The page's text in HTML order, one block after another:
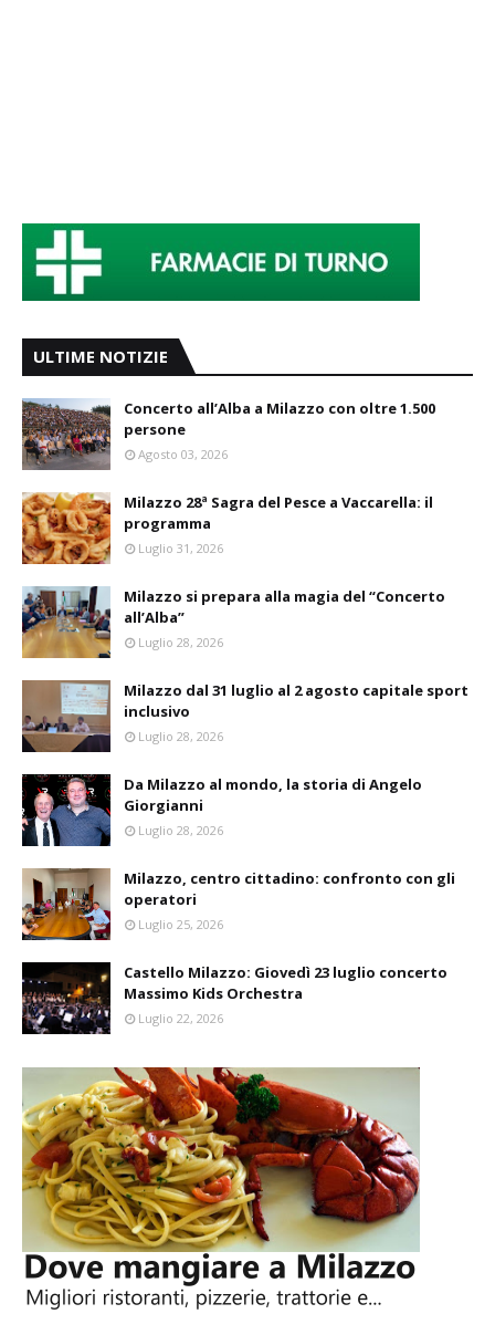
ULTIME NOTIZIE
Concerto all’Alba a Milazzo con oltre 1.500
persone
Agosto 03, 2026
Milazzo 28ª Sagra del Pesce a Vaccarella: il
programma
Luglio 31, 2026
Milazzo si prepara alla magia del “Concerto
all’Alba”
Luglio 28, 2026
Milazzo dal 31 luglio al 2 agosto capitale sport
inclusivo
Luglio 28, 2026
Da Milazzo al mondo, la storia di Angelo
Giorgianni
Luglio 28, 2026
Milazzo, centro cittadino: confronto con gli
operatori
Luglio 25, 2026
Castello Milazzo: Giovedì 23 luglio concerto
Massimo Kids Orchestra
Luglio 22, 2026